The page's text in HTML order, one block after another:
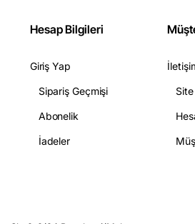
Hesap Bilgileri
Giriş Yap
Sipariş Geçmişi
Abonelik
İadeler
Site